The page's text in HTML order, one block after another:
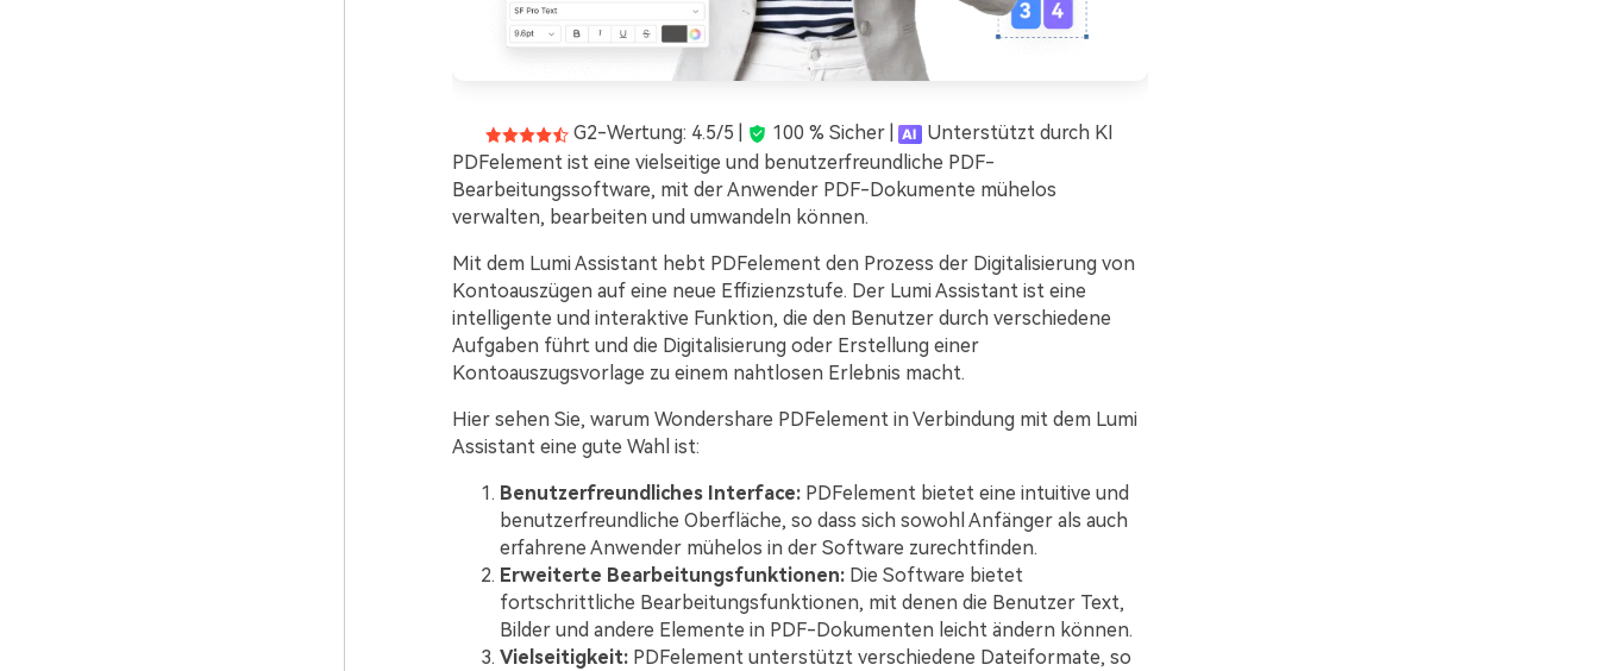
G2-Wertung: 4.5/5 | 100 % Sicher |
Unterstützt durch KI
PDFelement ist eine vielseitige und benutzerfreundliche PDF-
Bearbeitungssoftware, mit der Anwender PDF-Dokumente mühelos
verwalten, bearbeiten und umwandeln können.
Mit dem Lumi Assistant hebt PDFelement den Prozess der Digitalisierung von
Kontoauszügen auf eine neue Effizienzstufe. Der Lumi Assistant ist eine
intelligente und interaktive Funktion, die den Benutzer durch verschiedene
Aufgaben führt und die Digitalisierung oder Erstellung einer
Kontoauszugsvorlage zu einem nahtlosen Erlebnis macht.
Hier sehen Sie, warum Wondershare PDFelement in Verbindung mit dem Lumi
Assistant eine gute Wahl ist:
Benutzerfreundliches Interface:PDFelement bietet eine intuitive und
benutzerfreundliche Oberfläche, so dass sich sowohl Anfänger als auch
erfahrene Anwender mühelos in der Software zurechtfinden.
Erweiterte Bearbeitungsfunktionen:Die Software bietet
fortschrittliche Bearbeitungsfunktionen, mit denen die Benutzer Text,
Bilder und andere Elemente in PDF-Dokumenten leicht ändern können.
Vielseitigkeit:PDFelement unterstützt verschiedene Dateiformate, so